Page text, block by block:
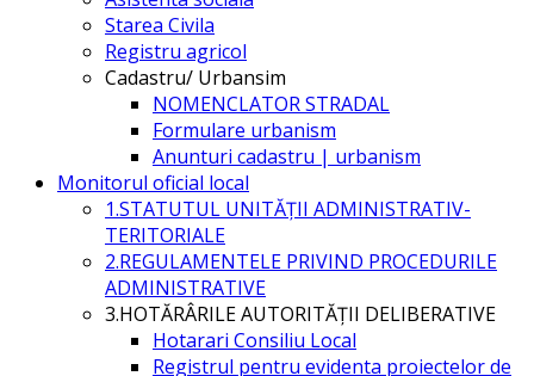
Starea Civila
Registru agricol
Cadastru/ Urbansim
NOMENCLATOR STRADAL
Formulare urbanism
Anunturi cadastru | urbanism
Monitorul oficial local
1.STATUTUL UNITĂŢII ADMINISTRATIV-
TERITORIALE
2.REGULAMENTELE PRIVIND PROCEDURILE
ADMINISTRATIVE
3.HOTĂRÂRILE AUTORITĂŢII DELIBERATIVE
Hotarari Consiliu Local
Registrul pentru evidenta proiectelor de